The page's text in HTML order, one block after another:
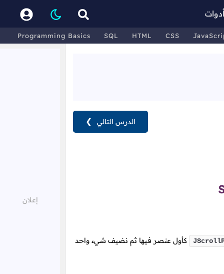
أدوات
Programming Basics SQL HTML CSS
الدرس التالي ❯
كأول عنصر فيها ثم نضيف شيء واحد